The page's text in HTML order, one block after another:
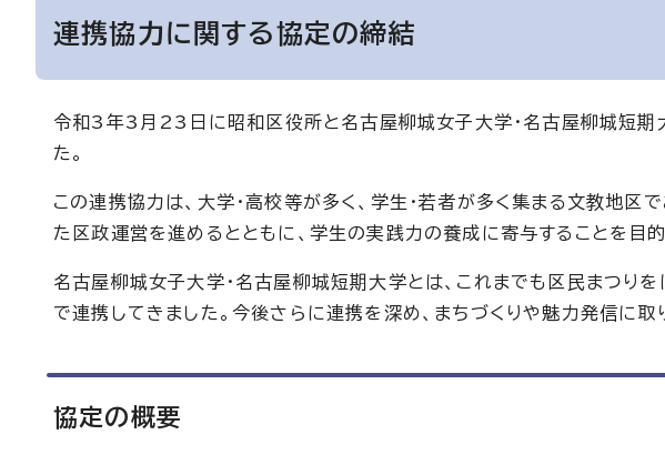
連携協力に関する協定の締結
令和3年3月23日に昭和区役所と名古屋柳城女子大学・名古屋柳城短期
た。
この連携協力は、大学・高校等が多く、学生・若者が多く集まる文教地区
た区政運営を進めるとともに、学生の実践力の養成に寄与することを目的
名古屋柳城女子大学・名古屋柳城短期大学とは、これまでも区民まつり
で連携してきました。今後さらに連携を深め、まちづくりや魅力発信に取
協定の概要